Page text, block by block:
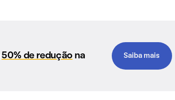
50% de reduçãona
Saiba mais